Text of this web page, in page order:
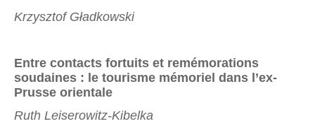
Krzysztof Gładkowski
Entre contacts fortuits et remémorations
soudaines : le tourisme mémoriel dans l’ex-
Prusse orientale
Ruth Leiserowitz-Kibelka